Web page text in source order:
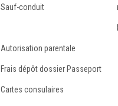
Sauf-conduit
Autorisation parentale
Frais dépôt dossier Passeport
Cartes consulaires